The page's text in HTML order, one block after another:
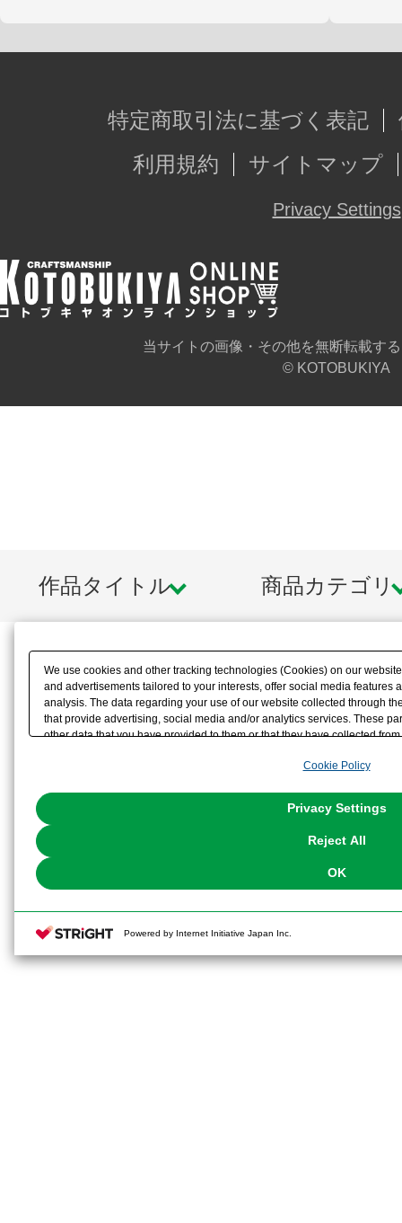
特定商取引法に基づく表記
利用規約
サイトマップ
Privacy Settings
当サイトの画像・その他を無断転載す
© KOTOBUKIYA
作品タイトル 商品カテゴリ
We use cookies and other tracking technologies (Cookies) on our
and advertisements tailored to your interests, offer social media features
analysis. The data regarding your use of our website collected through
that provide advertising, social media and/or analytics services. These
other data that you have provided to them or that they have collected
the use of all Cookies except for Strictly Necessary Cookies, please
You can change your consent or rejection settings at any time via
Cookie Policy
Privacy Settings
Reject All
OK
Powered by Internet Initiative Japan Inc.